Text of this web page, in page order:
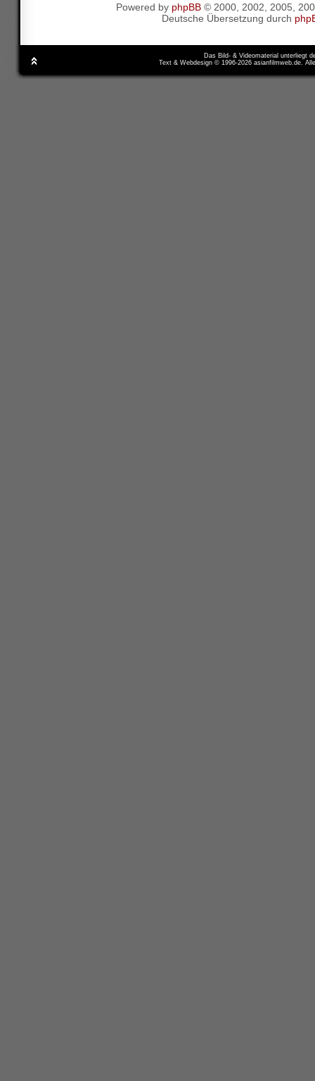
Powered by phpBB© 2000, 2002, 2005,
Deutsche Übersetzung durch
Das Bild- & Videomaterial unterliegt
Text & Webdesign © 1996-2026 asianfilmweb.de.